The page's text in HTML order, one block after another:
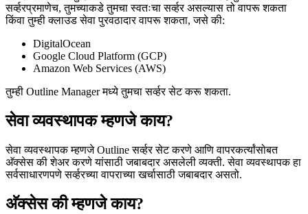
सर्व्हरप्रमाणेच, तुमच्याकडे तुमचा स्वतःचा सर्व्हर असल्यास तो वापरू शकता
किंवा तुम्ही क्लाउड सेवा पुरवठादार वापरू शकता, जसे की:
DigitalOcean
Google Cloud Platform (GCP)
Amazon Web Services (AWS)
तुम्ही Outline Manager मध्ये तुमचा सर्व्हर सेट करू शकता.
सेवा व्यवस्थापक म्हणजे काय?
सेवा व्यवस्थापक म्हणजे Outline सर्व्हर सेट करणे आणि वापरकर्त्यांसोबत
अ‍ॅक्सेस की शेअर करणे यांसाठी जबाबदार असलेली व्यक्ती. सेवा व्यवस्थापक हा
सर्वसाधारणपणे सर्व्हरच्या वापराच्या खर्चासाठी जबाबदार असतो.
अ‍ॅक्सेस की म्हणजे काय?